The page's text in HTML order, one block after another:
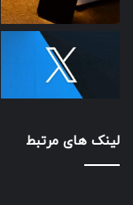
لینک های مرتبط